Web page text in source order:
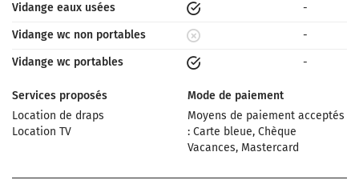
Vidange eaux usées
-
Vidange wc non portables
-
Vidange wc portables
-
Services proposés
Location de draps
Location TV
Mode de paiement
Moyens de paiement acceptés
: Carte bleue, Chèque
Vacances, Mastercard